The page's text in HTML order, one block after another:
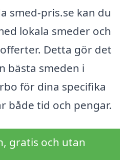
smed-pris.se kan du
lokala smeder och
Detta gör det
bästa smeden i
för dina specifika
både tid och pengar.
gratis och utan